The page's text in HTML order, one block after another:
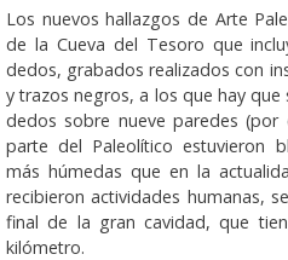
Los nuevos hallazgos de Arte
de la Cueva del Tesoro que
dedos, grabados realizados con
y trazos negros, a los que hay
dedos sobre nueve paredes
parte del Paleolítico estuvieron
más húmedas que en la
recibieron actividades humanas,
final de la gran cavidad, que
kilómetro.